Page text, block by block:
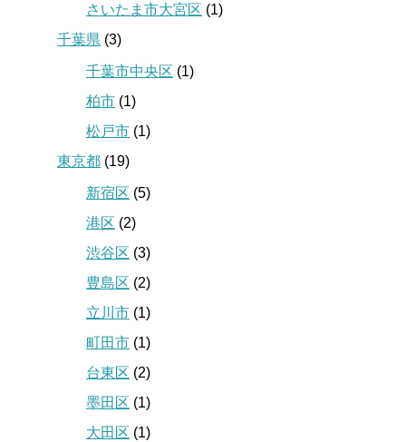
さいたま市大宮区 (1)
千葉県 (3)
千葉市中央区 (1)
柏市 (1)
松戸市 (1)
東京都 (19)
新宿区 (5)
港区 (2)
渋谷区 (3)
豊島区 (2)
立川市 (1)
町田市 (1)
台東区 (2)
墨田区 (1)
大田区 (1)